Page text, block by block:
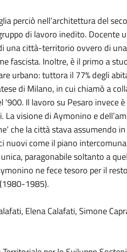
perciò nell’architettura del
di lavoro inedito. Docente
una città-territorio ovvero di
fascista. Inoltre, è il primo a
urbano: tuttora il 77% degli
di Milano, in cui chiamò a
Il lavoro su Pesaro invece
visione di Aymonino e
che la città stava assumendo
come il piano
paragonabile soltanto a
ne fece tesoro per il
1985).
Elena Calafati, Simone